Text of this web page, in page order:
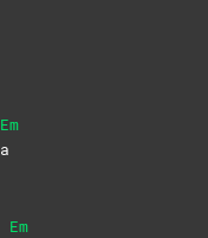
Em
a
Em